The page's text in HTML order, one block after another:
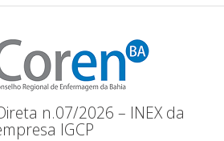
n.07/2026 – INEX da
IGCP